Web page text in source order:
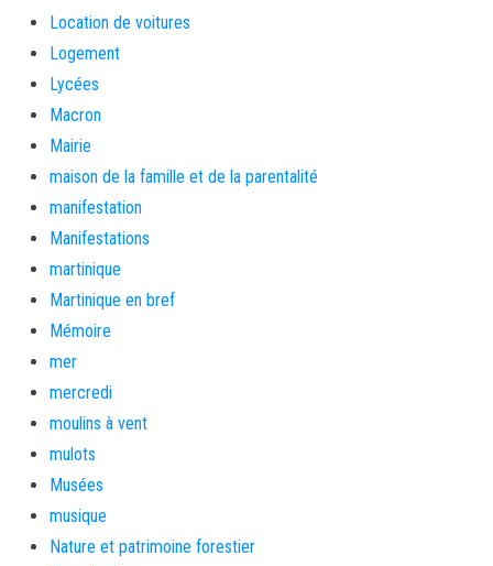
Location de voitures
Logement
Lycées
Macron
Mairie
maison de la famille et de la parentalité
manifestation
Manifestations
martinique
Martinique en bref
Mémoire
mer
mercredi
moulins à vent
mulots
Musées
musique
Nature et patrimoine forestier